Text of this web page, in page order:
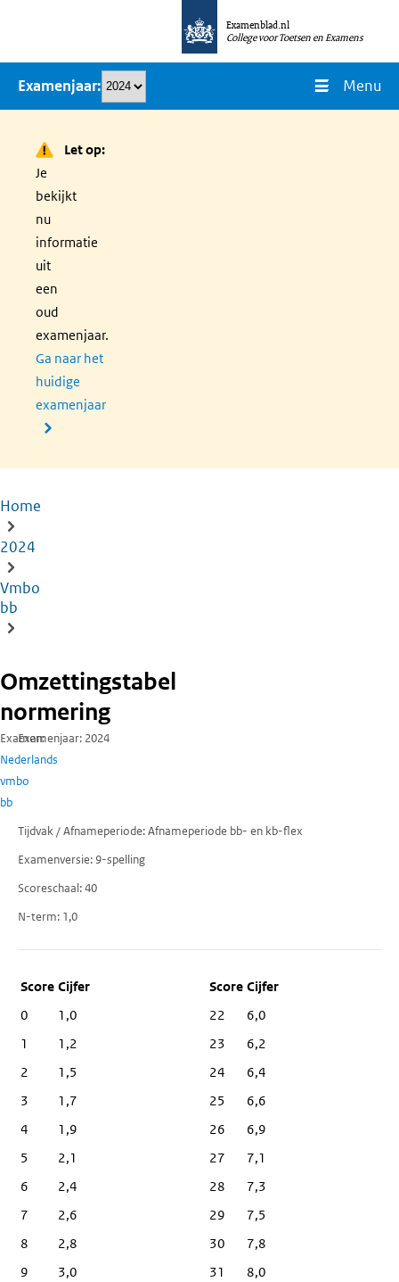
naar
inhoud
Examenblad.nl
College voor Toetsen en Examens
Examenjaar Menu
Let op:
Je
bekijkt
nu
informatie
uit
een
oud
examenjaar.
Ga naar het
huidige
examenjaar
Kruimelpad
Home
2024
Vmbo
bb
Omzettingstabel
normering
Examen
Nederlands
vmbo
bb
Examenjaar 2024
Tijdvak / Afnameperiode Afnameperiode bb- en kb-flex
Examenversie 9-spelling
Scoreschaal 40
N-term 1,0
Score Cijfer
0
1,0
1
1,2
2
1,5
3
1,7
4
1,9
5
2,1
6
2,4
7
2,6
8
2,8
9
3,0
22
6,0
23
6,2
24
6,4
25
6,6
26
6,9
27
7,1
28
7,3
29
7,5
30
7,8
31
8,0